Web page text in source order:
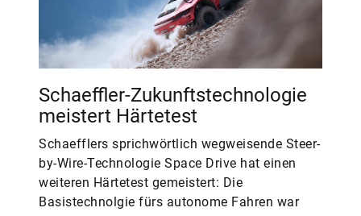
Schaeffler-Zukunftstechnologie
meistert Härtetest
Schaefflers sprichwörtlich wegweisende Steer-
by-Wire-Technologie Space Drive hat einen
weiteren Härtetest gemeistert: Die
Basistechnolgie fürs autonome Fahren war